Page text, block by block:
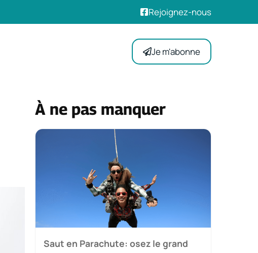
Rejoignez-nous
Je m'abonne
À ne pas manquer
Saut en Parachute: osez le grand